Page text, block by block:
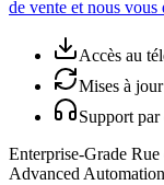
de vente et nous
Accès au
Mises à
Support
Enterprise-Grade
Advanced